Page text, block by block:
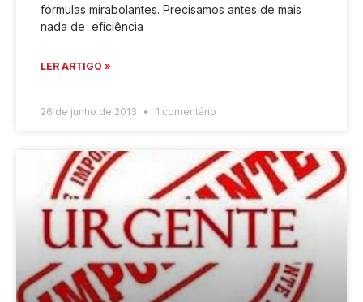
fórmulas mirabolantes. Precisamos antes de mais
nada de eficiência
LER ARTIGO »
26 de junho de 2013 1 comentário